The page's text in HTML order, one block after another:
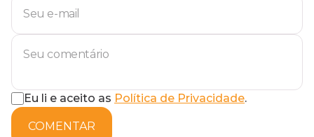
Eu li e aceito as Política de Privacidade.
COMENTAR